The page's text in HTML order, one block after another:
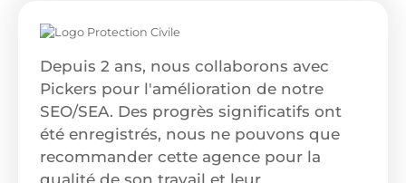
Depuis 2 ans, nous collaborons avec
Pickers pour l'amélioration de notre
SEO/SEA. Des progrès significatifs ont
été enregistrés, nous ne pouvons que
recommander cette agence pour la
qualité de son travail et leur